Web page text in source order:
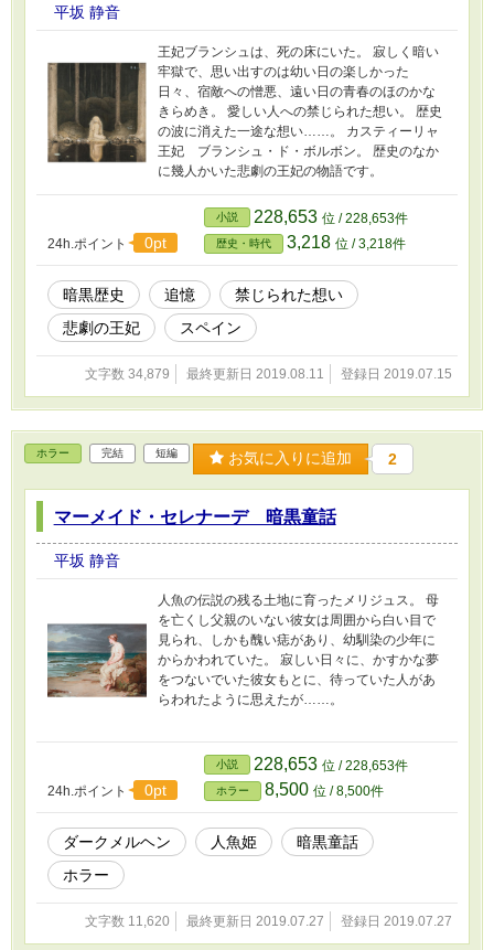
平坂 静音
王妃ブランシュは、死の床にいた。 寂しく暗い
牢獄で、思い出すのは幼い日の楽しかった
日々、宿敵への憎悪、遠い日の青春のほのかな
きらめき。 愛しい人への禁じられた想い。 歴史
の波に消えた一途な想い……。 カスティーリャ
王妃 ブランシュ・ド・ボルボン。 歴史のなか
に幾人かいた悲劇の王妃の物語です。
24h.ポイント 0pt
小説 228,653 位 / 228,653件
歴史・時代 3,218 位 / 3,218件
暗黒歴史 追憶
禁じられた想い
悲劇の王妃
スペイン
文字数 34,879 最終更新日 2019.08.11 登録日 2019.07.15
ホラー 完結 短編 お気に入りに追加 2
マーメイド・セレナーデ 暗黒童話
平坂 静音
人魚の伝説の残る土地に育ったメリジュス。 母
を亡くし父親のいない彼女は周囲から白い目で
見られ、しかも醜い痣があり、幼馴染の少年に
からかわれていた。 寂しい日々に、かすかな夢
をつないでいた彼女もとに、待っていた人があ
らわれたように思えたが……。
24h.ポイント 0pt
小説 228,653 位 / 228,653件
ホラー 8,500 位 / 8,500件
ダークメルヘン 人魚姫
暗黒童話
ホラー
文字数 11,620 最終更新日 2019.07.27 登録日 2019.07.27